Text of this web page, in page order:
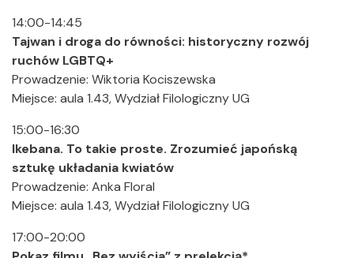
14:00-14:45
Tajwan i droga do równości: historyczny rozwój
ruchów LGBTQ+
Prowadzenie: Wiktoria Kociszewska
Miejsce: aula 1.43, Wydział Filologiczny UG
15:00-16:30
Ikebana. To takie proste. Zrozumieć japońską
sztukę układania kwiatów
Prowadzenie: Anka Floral
Miejsce: aula 1.43, Wydział Filologiczny UG
17:00-20:00